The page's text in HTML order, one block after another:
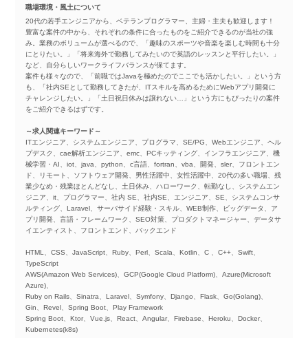
職場環境・風土について
20代の若手エンジニアから、ベテランプログラマー、主婦・主夫も歓迎します！
豊富な案件の中から、それぞれの条件に合ったものをご紹介できるのが当社の強
み。業務のボリュームが選べるので、「趣味のスポーツや音楽を楽しむ時間も十分
にとりたい。」「将来海外で勤務してみたいので英語のレッスンと平行したい。」
など、自分らしいワークライフバランスが保てます。
案件も様々なので、「前職ではJavaを極めたのでここでも活かしたい。」という方
も、「社内SEとして勤務してきたが、ITスキルを高めるためにWebアプリ開発に
チャレンジしたい。」「土日祝日休みは譲れない…」という方にもぴったりの案件
をご紹介できるはずです。
～求人関連キーワード～
ITエンジニア、システムエンジニア、プログラマ、SE/PG、Webエンジニア、ヘル
プデスク、cae解析エンジニア、emc、PCキッティング、インフラエンジニア、機
械学習・AI、iot、java、python、c言語、fortran、vba、開発、sler、フロントエン
ド、リモート、ソフトウェア開発、男性活躍中、女性活躍中、20代の多い職場、残
業少なめ・残業ほとんどなし、土日休み、ハローワーク、転勤なし、システムエン
ジニア、it、プログラマー、社内 SE、社内SE、エンジニア、SE、システムコンサ
ルティング、Laravel、サーバサイド経験・スキル、WEB制作、ビッグデータ、ア
プリ開発、言語・フレームワーク、SEO対策、プロダクトマネージャー、データサ
イエンティスト、フロントエンド、バックエンド
HTML、CSS、JavaScript、Ruby、Perl、Scala、Kotlin、C 、C++、Swift、
TypeScript
AWS(Amazon Web Services)、GCP(Google Cloud Platform)、Azure(Microsoft
Azure)、
Ruby on Rails、Sinatra、Laravel、Symfony、Django、Flask、Go(Golang)、
Gin、Revel、Spring Boot、Play Framework
Spring Boot、Ktor、Vue.js、React、Angular、Firebase、Heroku、Docker、
Kubernetes(k8s)